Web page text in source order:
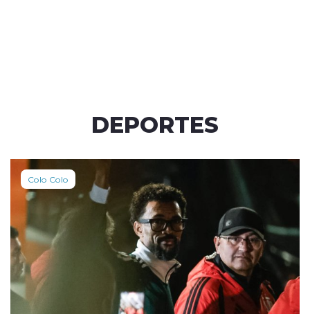
DEPORTES
Colo Colo